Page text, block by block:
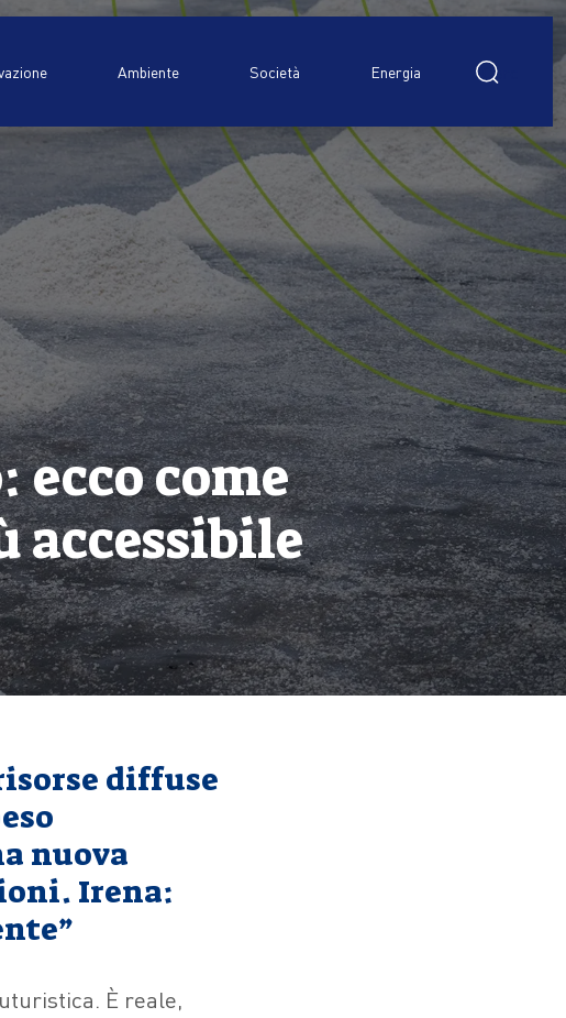
per:
Ambiente Società Energia
come
accessibile
diffuse
nuova
Irena:
È reale,